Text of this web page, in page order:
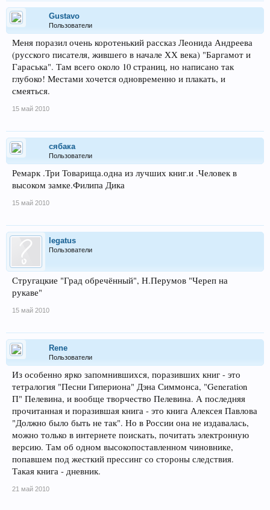
Gustavo
Пользователи
Меня поразил очень коротенький рассказ Леонида Андреева
(русского писателя, жившего в начале ХХ века) "Баргамот и
Гараська". Там всего около 10 страниц, но написано так
глубоко! Местами хочется одновременно и плакать, и
смеяться.
15 май 2010
сябака
Пользователи
Ремарк .Три Товарища.одна из лучших книг.и .Человек в
высоком замке.Филипа Дика
15 май 2010
legatus
Пользователи
Стругацкие "Град обречённый", Н.Перумов "Череп на
рукаве"
15 май 2010
Rene
Пользователи
Из особенно ярко запомнившихся, поразивших книг - это
тетралогия "Песни Гипериона" Дэна Симмонса, "Generation
П" Пелевина, и вообще творчество Пелевина. А последняя
прочитанная и поразившая книга - это книга Алексея Павлова
"Должно было быть не так". Но в России она не издавалась,
можно только в интернете поискать, почитать электронную
версию. Там об одном высокопоставленном чиновнике,
попавшем под жесткий прессинг со стороны следствия.
Такая книга - дневник.
21 май 2010